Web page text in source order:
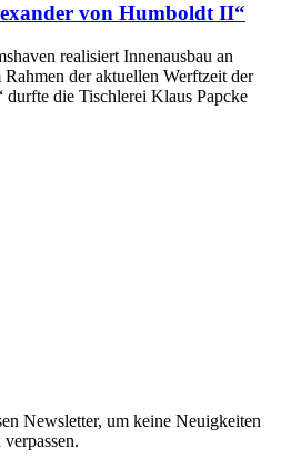
von Humboldt II“
realisiert Innenausbau an
der aktuellen Werftzeit der
die Tischlerei Klaus Papcke
Newsletter, um keine Neuigkeiten